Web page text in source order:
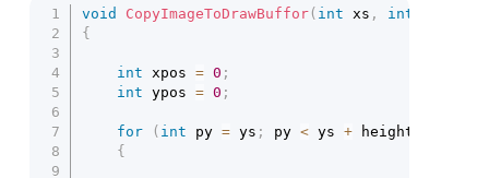
void CopyImageToDrawBuffor( int xs , int
{
int xpos = 0 ;
int ypos = 0 ;
for ( int py = ys ; py < ys + height
{